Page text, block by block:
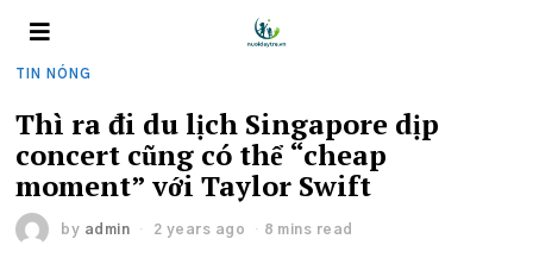
TIN NÓNG
Thì ra đi du lịch Singapore dịp
concert cũng có thể “cheap
moment” với Taylor Swift
by admin 2 years ago 8 mins read